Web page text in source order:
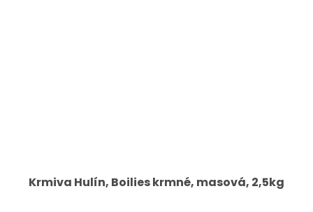
Krmiva Hulín, Boilies krmné, masová, 2,5kg